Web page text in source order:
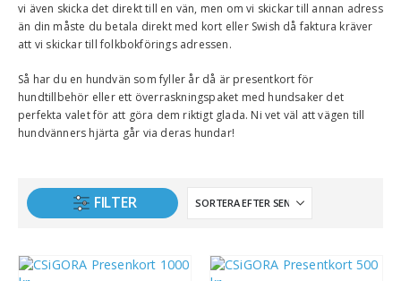
vi även skicka det direkt till en vän, men om vi skickar till annan adress
än din måste du betala direkt med kort eller Swish då faktura kräver
att vi skickar till folkbokförings adressen.
Så har du en hundvän som fyller år då är presentkort för
hundtillbehör eller ett överraskningspaket med hundsaker det
perfekta valet för att göra dem riktigt glada. Ni vet väl att vägen till
hundvänners hjärta går via deras hundar!
FILTER